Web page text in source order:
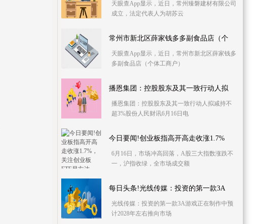
天眼查App显示，近日，常州臻磐建材有限公司
成立，法定代表人为胡苏云
常州市新北区薛家钱多多副食品店（个
天眼查App显示，近日，常州市新北区薛家钱多
多副食品店（个体工商户）
播恩集团：控股股东及其一致行动人拟
播恩集团：控股股东及其一致行动人拟减持不
超3%股份人民财讯6月16日电
今日要闻!创业板指高开高走收涨1.7%
6月16日，市场冲高回落，A股三大指数涨跌不
一，沪指收绿，全市场成交额
每日头条!光线传媒：投资的第一款3A
光线传媒：投资的第一款3A游戏正在制作中预
计2028年左右推向市场